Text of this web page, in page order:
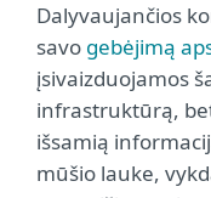
Dalyvaujančios
savo gebėjimą
įsivaizduojamos
infrastruktūrą,
išsamią
mūšio lauke,